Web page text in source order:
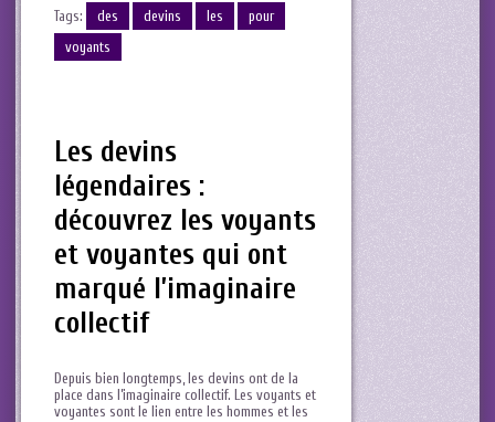
Tags: des devins les
pour
voyants
Les devins
légendaires :
découvrez les voyants
et voyantes qui ont
marqué l’imaginaire
collectif
Depuis bien longtemps, les devins ont de la ​
place dans l’imaginaire collectif. Les voyants et
voyantes sont le lien entre les hommes et les